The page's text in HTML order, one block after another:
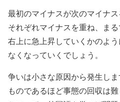
最初のマイナスが次のマイナ
それぞれマイナスを重ね、ま
右上に急上昇していくかのよ
なくなっていくでしょう。
争いは小さな原因から発生し
ものであるほど事態の回収は